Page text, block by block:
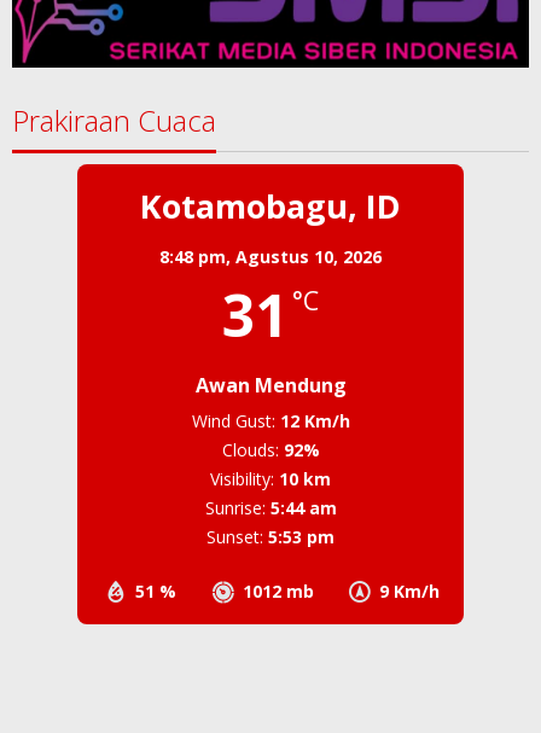
Prakiraan Cuaca
Kotamobagu, ID
8:48 pm, Agustus 10, 2026
31 °C
Awan Mendung
51 % 1012 mb 9 Km/h
Wind Gust: 12 Km/h
Clouds: 92%
Visibility: 10 km
Sunrise: 5:44 am
Sunset: 5:53 pm